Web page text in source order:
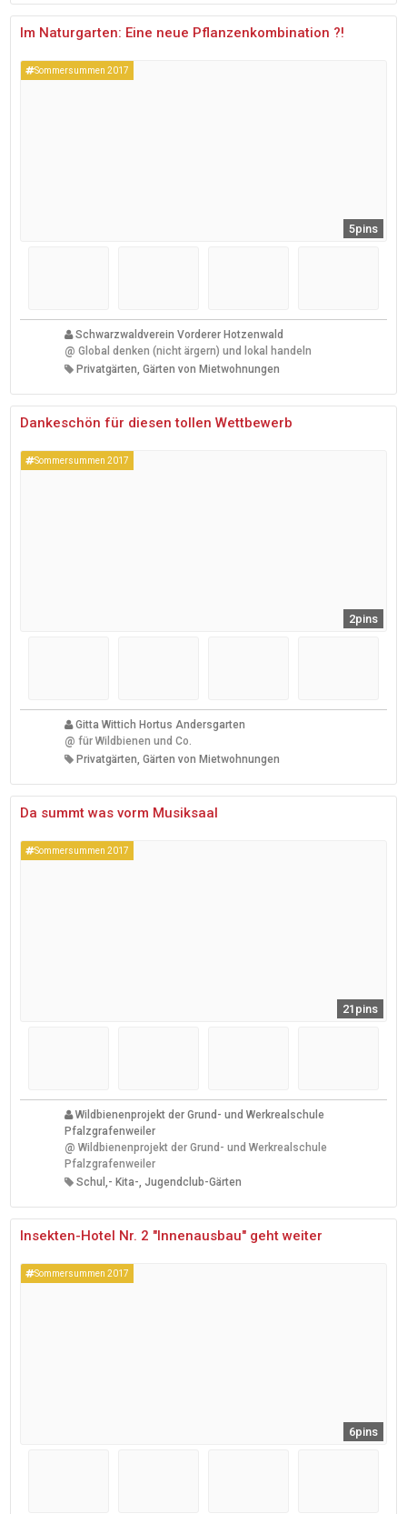
Im Naturgarten: Eine neue Pflanzenkombination ?!
Sommersummen 2017
5pins
Schwarzwaldverein Vorderer Hotzenwald
@ Global denken (nicht ärgern) und lokal handeln
Privatgärten, Gärten von Mietwohnungen
Dankeschön für diesen tollen Wettbewerb
Sommersummen 2017
2pins
Gitta Wittich Hortus Andersgarten
@ für Wildbienen und Co.
Privatgärten, Gärten von Mietwohnungen
Da summt was vorm Musiksaal
Sommersummen 2017
21pins
Wildbienenprojekt der Grund- und Werkrealschule
Pfalzgrafenweiler
@ Wildbienenprojekt der Grund- und Werkrealschule
Pfalzgrafenweiler
Schul,- Kita-, Jugendclub-Gärten
Insekten-Hotel Nr. 2 "Innenausbau" geht weiter
Sommersummen 2017
6pins